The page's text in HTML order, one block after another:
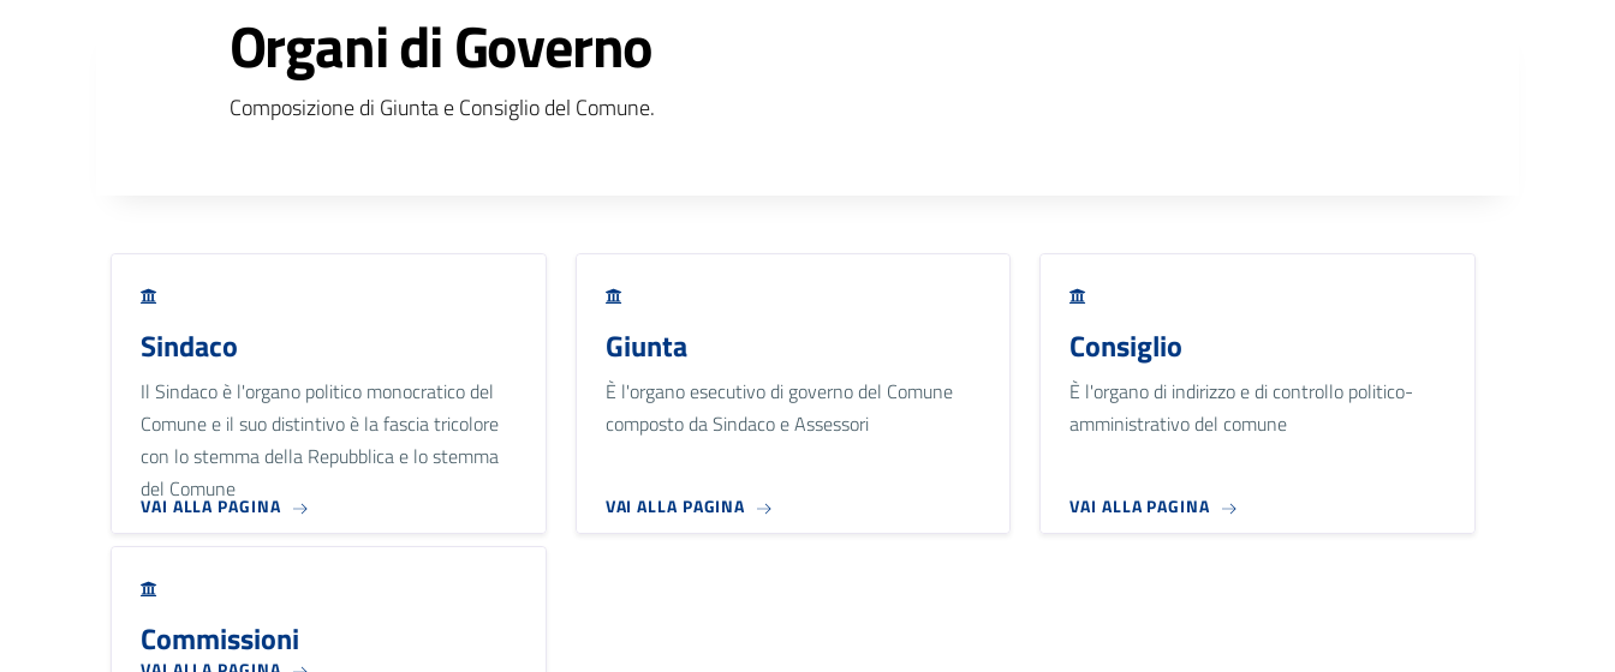
Organi di Governo
Composizione di Giunta e Consiglio del Comune.
Sindaco
Il Sindaco è l'organo politico monocratico del
Comune e il suo distintivo è la fascia tricolore
con lo stemma della Repubblica e lo stemma
del Comune
VAI ALLA PAGINA
Giunta
È l'organo esecutivo di governo del Comune
composto da Sindaco e Assessori
VAI ALLA PAGINA
Consiglio
È l'organo di indirizzo e di controllo politico-
amministrativo del comune
VAI ALLA PAGINA
Commissioni